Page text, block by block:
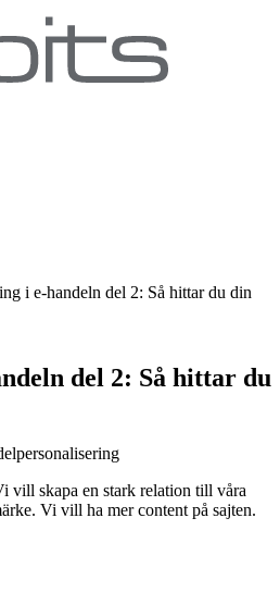
i e-handeln del 2: Så hittar du din
del 2: Så hittar du
personalisering
vill skapa en stark relation till våra
Vi vill ha mer content på sajten.